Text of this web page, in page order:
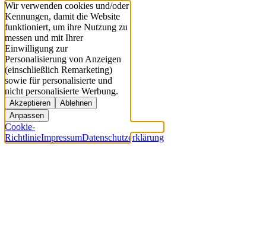
Wir verwenden cookies und/oder
Kennungen, damit die Website
funktioniert, um ihre Nutzung zu
messen und mit Ihrer
Einwilligung zur
Personalisierung von Anzeigen
(einschließlich Remarketing)
sowie für personalisierte und
nicht personalisierte Werbung.
Akzeptieren
Ablehnen
Anpassen
Cookie-
RichtlinieImpressumDatenschutzerklärung